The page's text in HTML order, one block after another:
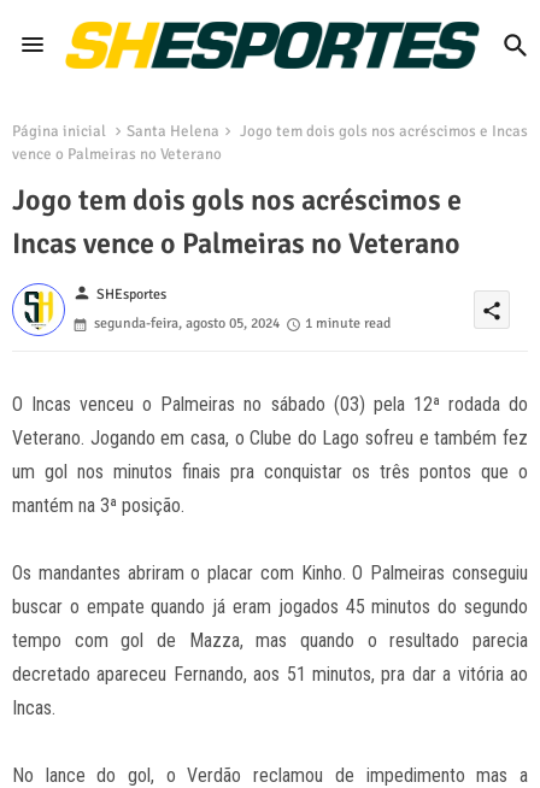
Página inicial Santa Helena
Jogo tem dois gols nos acréscimos e Incas
vence o Palmeiras no Veterano
Jogo tem dois gols nos acréscimos e
Incas vence o Palmeiras no Veterano
person SHEsportes
segunda-feira, agosto 05, 2024
1 minute read
share
O Incas venceu o Palmeiras no sábado (03) pela 12ª rodada do
Veterano. Jogando em casa, o Clube do Lago sofreu e também fez
um gol nos minutos finais pra conquistar os três pontos que o
mantém na 3ª posição.
Os mandantes abriram o placar com Kinho. O Palmeiras conseguiu
buscar o empate quando já eram jogados 45 minutos do segundo
tempo com gol de Mazza, mas quando o resultado parecia
decretado apareceu Fernando, aos 51 minutos, pra dar a vitória ao
Incas.
No lance do gol, o Verdão reclamou de impedimento mas a